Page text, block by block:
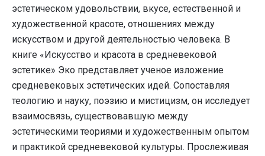
эстетическом удовольствии, вкусе, естественной и
художественной красоте, отношениях между
искусством и другой деятельностью человека. В
книге «Искусство и красота в средневековой
эстетике» Эко представляет ученое изложение
средневековых эстетических идей. Сопоставляя
теологию и науку, поэзию и мистицизм, он исследует
взаимосвязь, существовавшую между
эстетическими теориями и художественным опытом
и практикой средневековой культуры. Прослеживая